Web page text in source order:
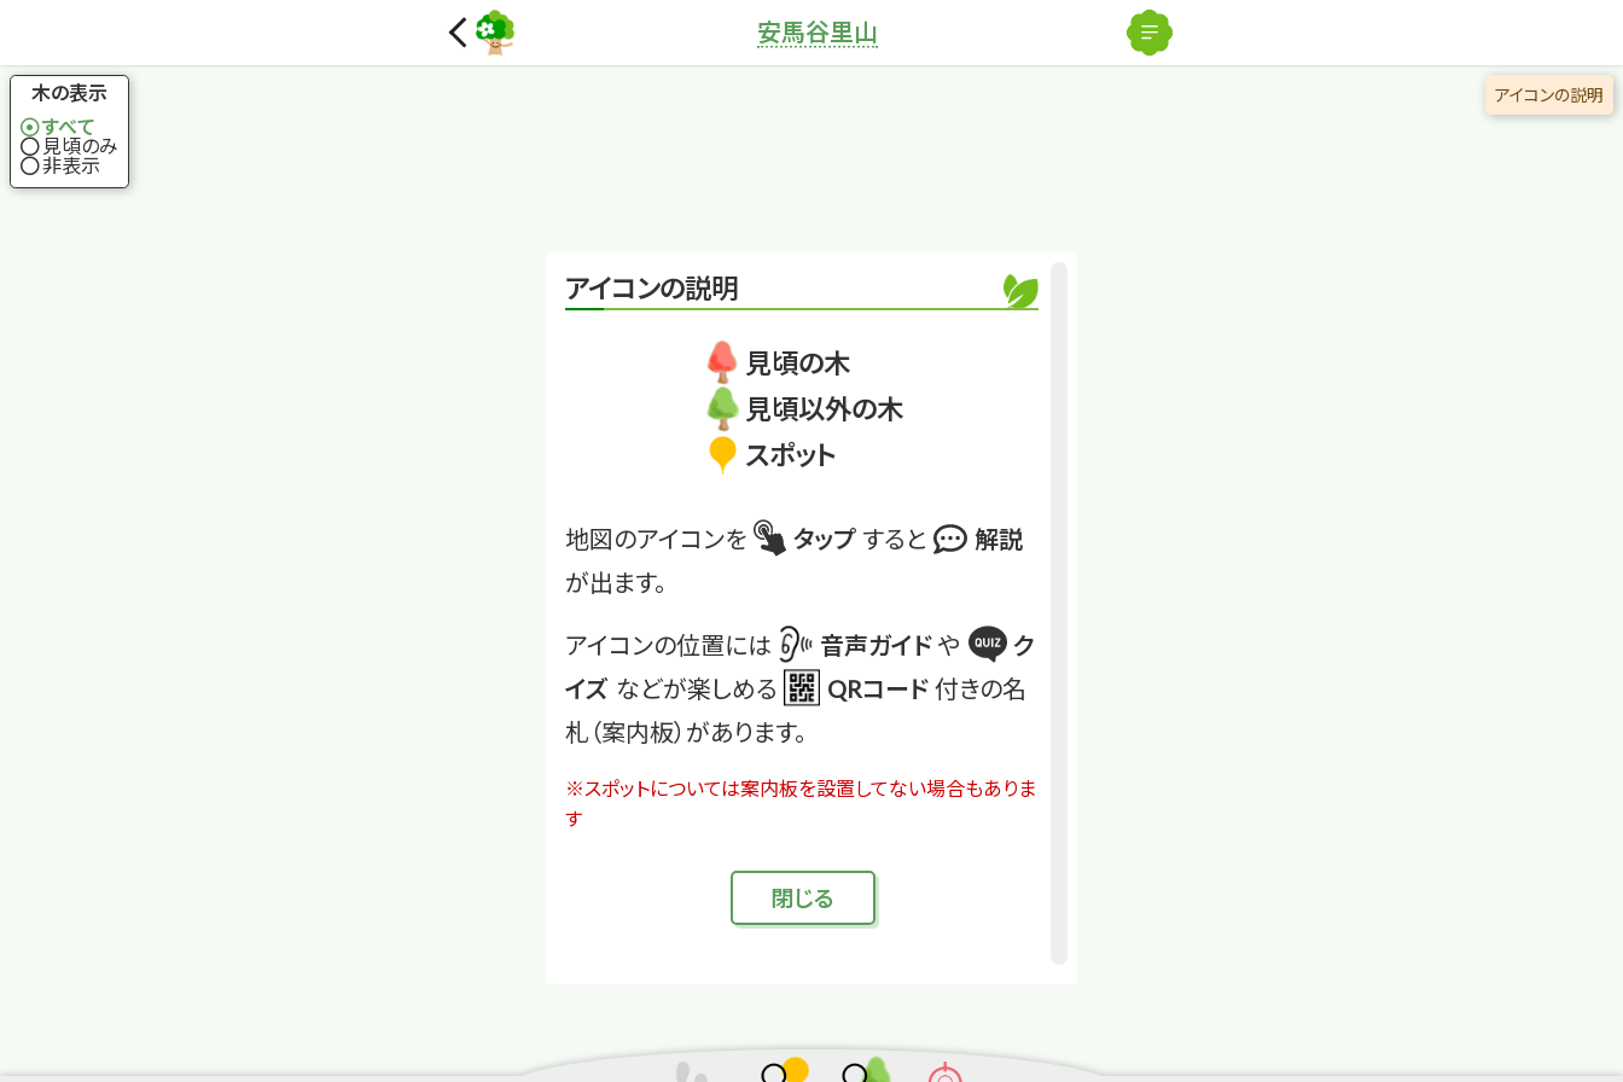
アイコンの説明
見頃の木
見頃以外の木
スポット
地図のアイコンを タップ すると
解説
が出ます。
アイコンの位置には 音声ガイド や
ク
イズ などが楽しめる QRコード 付きの名
札（案内板）があります。
※スポットについては案内板を設置してない場合もありま
す
閉じる
安馬谷里山
ヤマグワ
木の表示
すべて
見頃のみ
非表示
アイコンの説明